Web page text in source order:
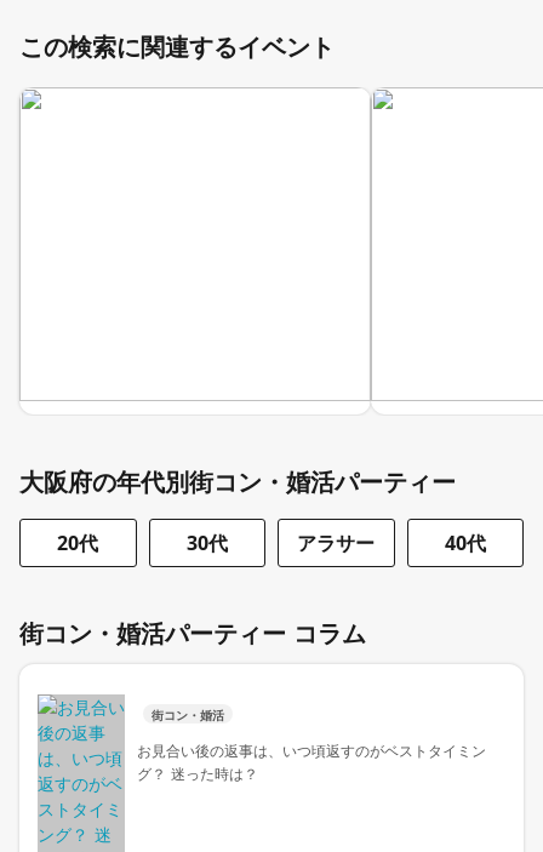
この検索に関連するイベント
大阪府の年代別街コン・婚活パーティー
20代 30代 アラサー 40代
街コン・婚活パーティー コラム
街コン・婚活
お見合い後の返事は、いつ頃返すのがベストタイミン
グ？ 迷った時は？